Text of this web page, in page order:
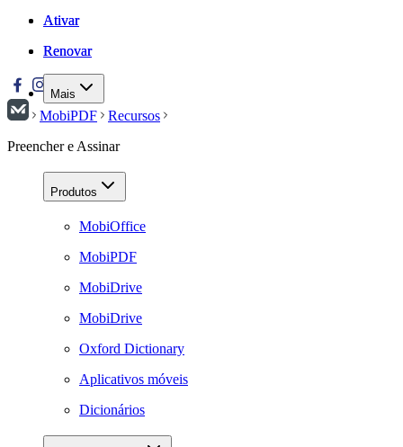
Ativar
Renovar
Mais
Ativar
Renovar
MobiPDF
Recursos
Preencher e Assinar
Produtos
MobiOffice
MobiPDF
MobiDrive
MobiDrive
Oxford Dictionary
Aplicativos móveis
Dicionários